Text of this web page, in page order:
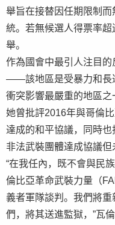
舉旨在接替因任期限制而
統。若無候選人得票率
舉。
作為國會中最引人注目
——該地區是受暴力和長
衝突影響最嚴重的地區之
她曾批評2016年與哥倫
達成的和平協議，同時
非法武裝團體達成協議但
“在我任內，既不會與民
倫比亞革命武裝力量（
義者軍隊談判。我們將
們，將其送進監獄，”瓦